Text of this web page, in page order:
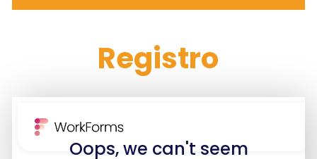
Registro